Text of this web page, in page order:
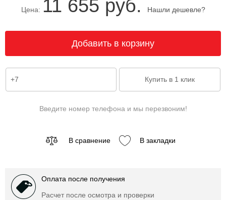
Цена: 11 655 руб. Нашли дешевле?
Введите номер телефона и мы перезвоним!
В сравнение В закладки
Оплата после получения
Расчет после осмотра и проверки